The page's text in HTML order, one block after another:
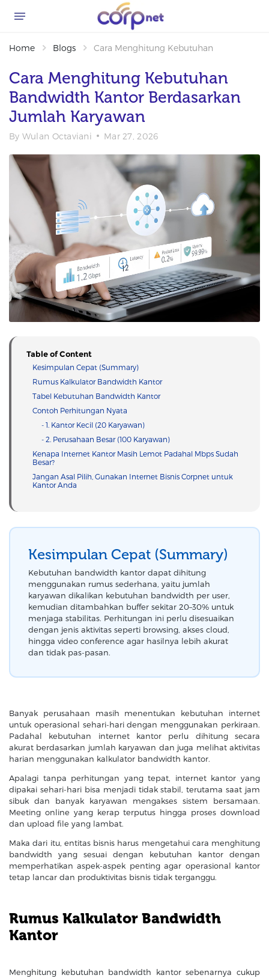
Home Blogs Cara Menghitung Kebutuhan Bandwidth
Cara Menghitung Kebutuhan
Bandwidth Kantor Berdasarkan
Jumlah Karyawan
By Wulan Octaviani Mar 27, 2026
Table of Content
Kesimpulan Cepat (Summary)
Rumus Kalkulator Bandwidth Kantor
Tabel Kebutuhan Bandwidth Kantor
Contoh Perhitungan Nyata
- 1. Kantor Kecil (20 Karyawan)
- 2. Perusahaan Besar (100 Karyawan)
Kenapa Internet Kantor Masih Lemot Padahal Mbps Sudah
Besar?
Jangan Asal Pilih, Gunakan Internet Bisnis Corpnet untuk
Kantor Anda
Kesimpulan Cepat (Summary)
Kebutuhan bandwidth kantor dapat dihitung
menggunakan rumus sederhana, yaitu jumlah
karyawan dikalikan kebutuhan bandwidth per user,
kemudian ditambahkan buffer sekitar 20–30% untuk
menjaga stabilitas. Perhitungan ini perlu disesuaikan
dengan jenis aktivitas seperti browsing, akses cloud,
hingga video conference agar hasilnya lebih akurat
dan tidak pas-pasan.
Banyak perusahaan masih menentukan kebutuhan internet
untuk operasional sehari-hari dengan menggunakan perkiraan.
Padahal kebutuhan internet kantor perlu dihitung secara
akurat berdasarkan jumlah karyawan dan juga melihat aktivitas
harian menggunakan kalkulator bandwidth kantor.
Apalagi tanpa perhitungan yang tepat, internet kantor yang
dipakai sehari-hari bisa menjadi tidak stabil, terutama saat jam
sibuk dan banyak karyawan mengakses sistem bersamaan.
Meeting online yang kerap terputus hingga proses download
dan upload file yang lambat.
Maka dari itu, entitas bisnis harus mengetahui cara menghitung
bandwidth yang sesuai dengan kebutuhan kantor dengan
memperhatikan aspek-aspek penting agar operasional kantor
tetap lancar dan produktivitas bisnis tidak terganggu.
Rumus Kalkulator Bandwidth
Kantor
Menghitung kebutuhan bandwidth kantor sebenarnya cukup